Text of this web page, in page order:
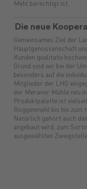
Mehl berechtigt ist.
Die neue
Gemeinsames Ziel der
Hauptgenossenschaft
Kunden qualitativ
Grund sind wir bei der
besonders auf die
Mitglieder der LHG
der Meraner Mühle neu
Produktpalette ist
Roggenmehl bis hin zum
Natürlich gehört auch
angebaut wird, zum
ausgewählten